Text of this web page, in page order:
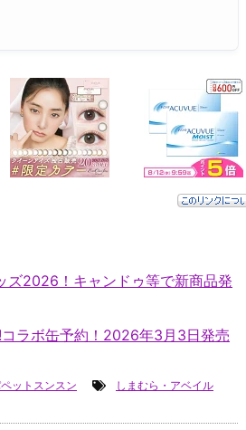
ズ2026！キャンドゥ等で新商品発
ラボ缶予約！2026年3月3日発売
ットスンスン しまむら・アベイル